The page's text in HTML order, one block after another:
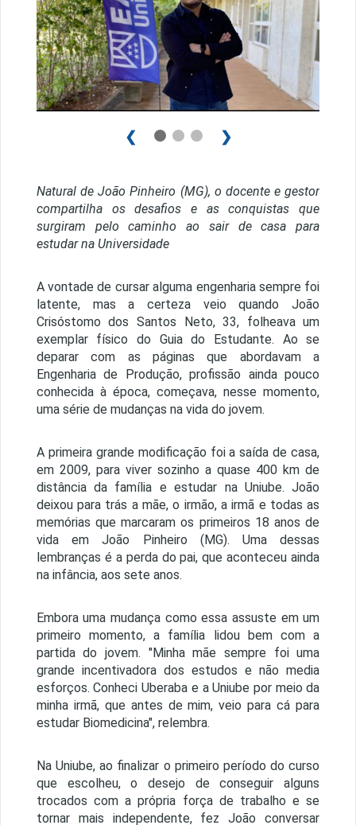
❮ ❯
Natural de João Pinheiro (MG), o docente e gestor
compartilha os desafios e as conquistas que
surgiram pelo caminho ao sair de casa para
estudar na Universidade
A vontade de cursar alguma engenharia sempre foi
latente, mas a certeza veio quando João
Crisóstomo dos Santos Neto, 33, folheava um
exemplar físico do Guia do Estudante. Ao se
deparar com as páginas que abordavam a
Engenharia de Produção, profissão ainda pouco
conhecida à época, começava, nesse momento,
uma série de mudanças na vida do jovem.
A primeira grande modificação foi a saída de casa,
em 2009, para viver sozinho a quase 400 km de
distância da família e estudar na Uniube. João
deixou para trás a mãe, o irmão, a irmã e todas as
memórias que marcaram os primeiros 18 anos de
vida em João Pinheiro (MG). Uma dessas
lembranças é a perda do pai, que aconteceu ainda
na infância, aos sete anos.
Embora uma mudança como essa assuste em um
primeiro momento, a família lidou bem com a
partida do jovem. "Minha mãe sempre foi uma
grande incentivadora dos estudos e não media
esforços. Conheci Uberaba e a Uniube por meio da
minha irmã, que antes de mim, veio para cá para
estudar Biomedicina", relembra.
Na Uniube, ao finalizar o primeiro período do curso
que escolheu, o desejo de conseguir alguns
trocados com a própria força de trabalho e se
tornar mais independente, fez João conversar